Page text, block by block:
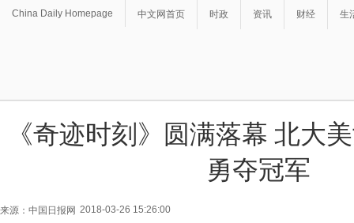
China Daily Homepage 中文网首页 时政 资讯 财经 生
《奇迹时刻》圆满落幕 北大
勇夺冠军
来源：中国日报网 2018-03-26 15:26:00